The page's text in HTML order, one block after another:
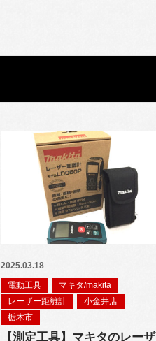
2025.03.18
電動工具
マキタ/makita
レーザー距離計
小金井店
栃木市
【測定工具】マキタのレー